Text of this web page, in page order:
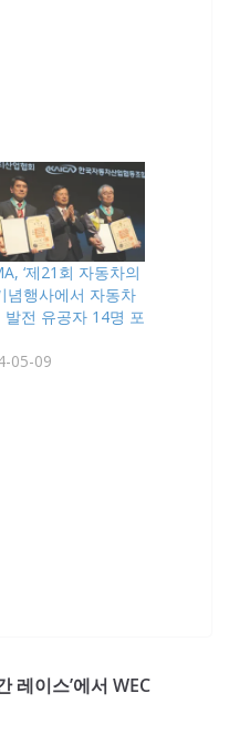
‘제21회 자동차의
념행사에서 자동차
발전 유공자 14명 포
05-09
레이스’에서 WEC